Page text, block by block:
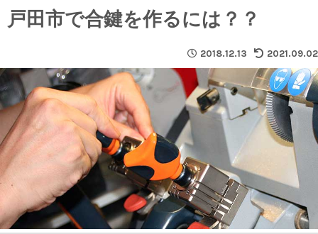
戸田市で合鍵を作るには？？
2018.12.13 2021.09.02